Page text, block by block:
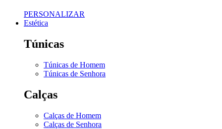
PERSONALIZAR
Estética
Túnicas
Túnicas de Homem
Túnicas de Senhora
Calças
Calças de Homem
Calças de Senhora